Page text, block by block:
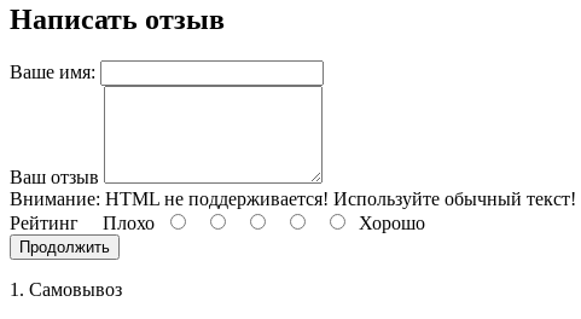
1 июня, День защиты детей
12 июня, День России
22 июня, День памяти и скорби
Выпускной для школ и ВУЗов
29 июня, День партизан и
Написать отзыв
Ваше имя:
Ваш отзыв
Внимание: HTML не поддерживается! Используйте обычный текст!
Рейтинг Плохо Хорошо
Продолжить
1. Самовывоз